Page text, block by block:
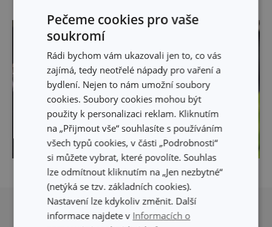
Přesunout nahoru
Pečeme cookies pro vaše
soukromí
Rádi bychom vám ukazovali jen to, co vás
zajímá, tedy neotřelé nápady pro vaření a
bydlení. Nejen to nám umožní soubory
cookies. Soubory cookies mohou být
použity k personalizaci reklam. Kliknutím
na „Přijmout vše“ souhlasíte s používáním
všech typů cookies, v části „Podrobnosti“
si můžete vybrat, které povolíte. Souhlas
lze odmítnout kliknutím na „Jen nezbytné“
(netýká se tzv. základních cookies).
Nastavení lze kdykoliv změnit. Další
informace najdete v Informacích o